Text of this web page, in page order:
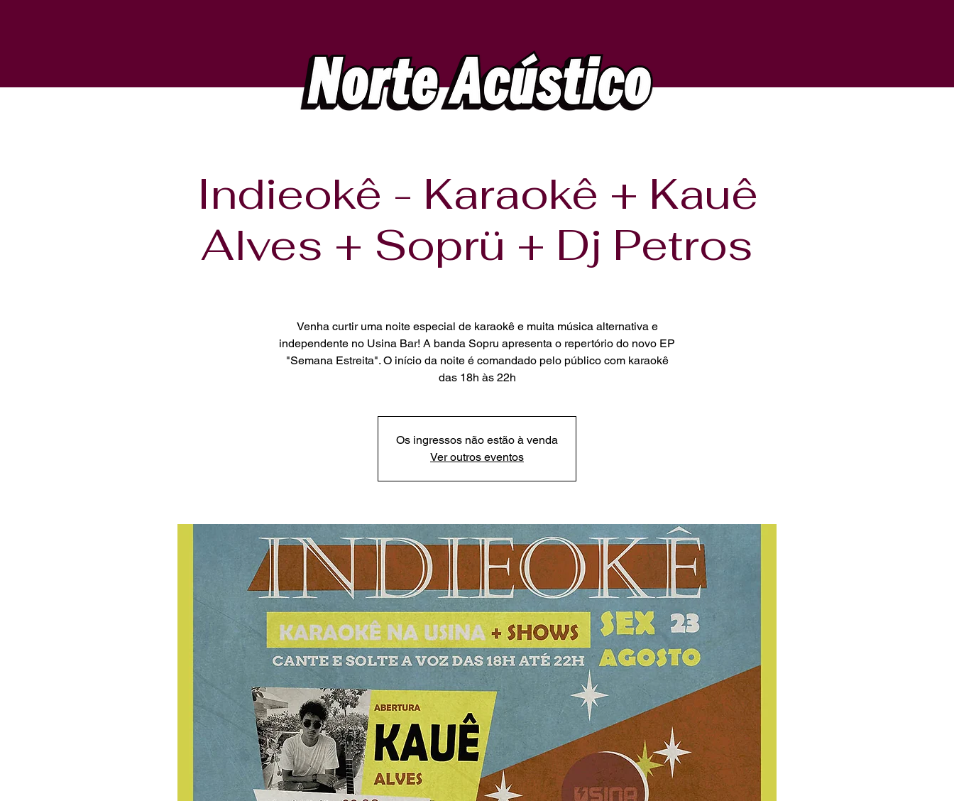
Indieokê - Karaokê + Kauê
Alves + Soprü + Dj Petros
Venha curtir uma noite especial de karaokê e muita música alternativa e
independente no Usina Bar! A banda Sopru apresenta o repertório do novo EP
"Semana Estreita". O início da noite é comandado pelo público com karaokê
das 18h às 22h
Os ingressos não estão à venda
Ver outros eventos